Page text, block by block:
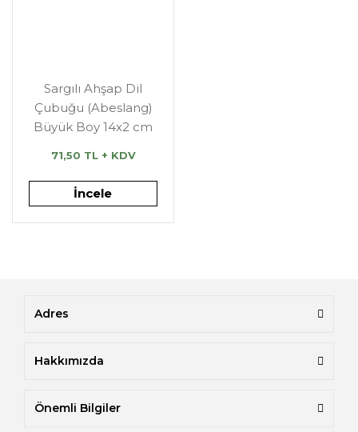
Sargılı Ahşap Dil
Çubuğu (Abeslang)
Büyük Boy 14x2 cm
71,50 TL + KDV
İncele
Adres
Hakkımızda
Önemli Bilgiler